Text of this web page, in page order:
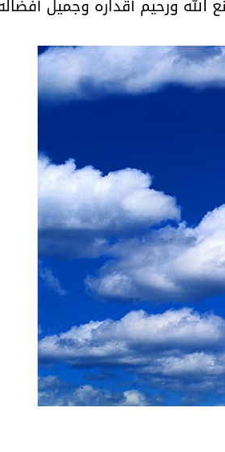
ورحيم أقداره وجميل
الانتخابات لن تؤثر
المجلس والشفافية
الأولمبية
المواهب
بين